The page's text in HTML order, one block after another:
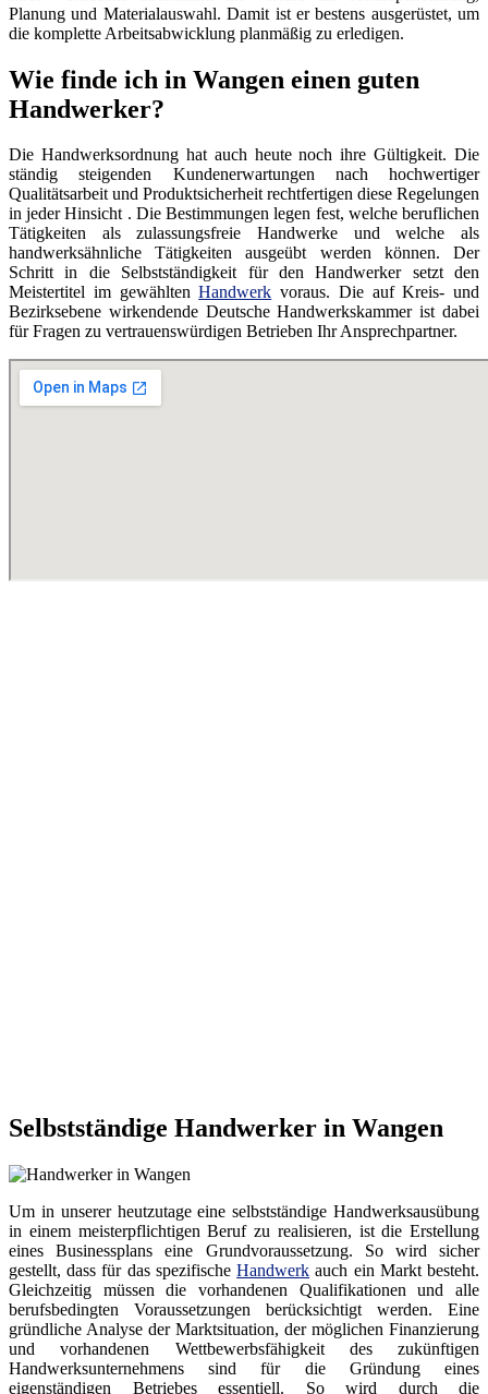
Planung und Materialauswahl. Damit ist er bestens ausgerüstet, um
die komplette Arbeitsabwicklung planmäßig zu erledigen.
Wie finde ich in Wangen einen guten
Handwerker?
Die Handwerksordnung hat auch heute noch ihre Gültigkeit. Die
ständig steigenden Kundenerwartungen nach hochwertiger
Qualitätsarbeit und Produktsicherheit rechtfertigen diese Regelungen
in jeder Hinsicht . Die Bestimmungen legen fest, welche beruflichen
Tätigkeiten als zulassungsfreie Handwerke und welche als
handwerksähnliche Tätigkeiten ausgeübt werden können. Der
Schritt in die Selbstständigkeit für den Handwerker setzt den
Meistertitel im gewähltenHandwerk voraus. Die auf Kreis- und
Bezirksebene wirkendende Deutsche Handwerkskammer ist dabei
für Fragen zu vertrauenswürdigen Betrieben Ihr Ansprechpartner.
Selbstständige Handwerker in Wangen
Um in unserer heutzutage eine selbstständige Handwerksausübung
in einem meisterpflichtigen Beruf zu realisieren, ist die Erstellung
eines Businessplans eine Grundvoraussetzung. So wird sicher
gestellt, dass für das spezifischeHandwerk auch ein Markt besteht.
Gleichzeitig müssen die vorhandenen Qualifikationen und alle
berufsbedingten Voraussetzungen berücksichtigt werden. Eine
gründliche Analyse der Marktsituation, der möglichen Finanzierung
und vorhandenen Wettbewerbsfähigkeit des zukünftigen
Handwerksunternehmens sind für die Gründung eines
eigenständigen Betriebes essentiell. So wird durch die